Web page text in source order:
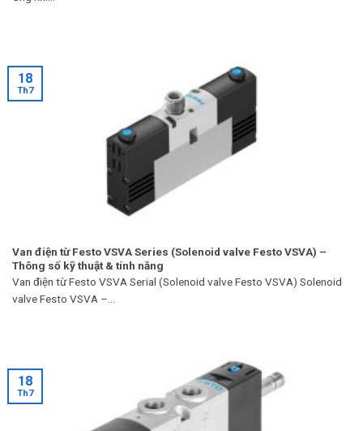
Van điện từ Festo VSVA Series (Solenoid valve Festo VSVA) –
Thông số kỹ thuật & tính năng
Van điện từ Festo VSVA Serial (Solenoid valve Festo VSVA) Solenoid
valve Festo VSVA –...
18
Th7
18
Th7